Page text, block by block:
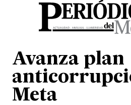
Avanza plan
Meta